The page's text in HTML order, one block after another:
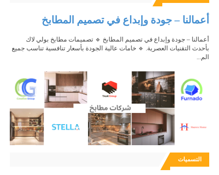
أعمالنا – جودة وإبداع في تصميم المطابخ
أعمالنا – جودة وإبداع في تصميم المطابخ 🔹 تصميمات مطابخ بولي لاك
بأحدث التقنيات العصرية. 🔹 خامات عالية الجودة بأسعار تنافسية تناسب جميع
الم...
التسميات